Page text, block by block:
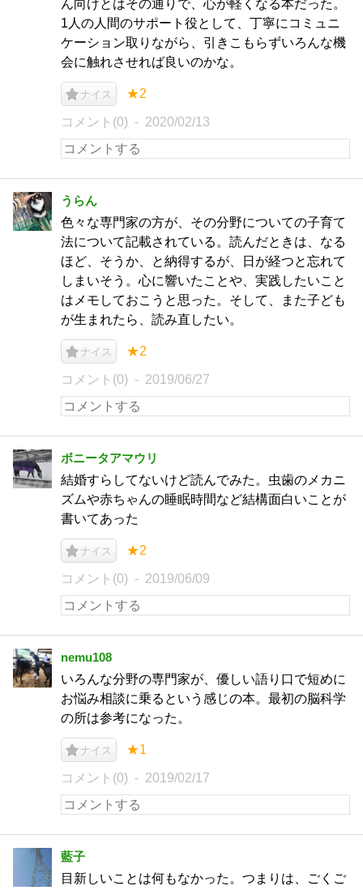
ん向けとはその通りで、心が軽くなる本だった。
1人の人間のサポート役として、丁寧にコミュニ
ケーション取りながら、引きこもらずいろんな機
会に触れさせれば良いのかな。
ナイス ★2
コメント(0) 2020/02/13
うらん
色々な専門家の方が、その分野についての子育て
法について記載されている。読んだときは、なる
ほど、そうか、と納得するが、日が経つと忘れて
しまいそう。心に響いたことや、実践したいこと
はメモしておこうと思った。そして、また子ども
が生まれたら、読み直したい。
ナイス ★2
コメント(0) 2019/06/27
ボニータアマウリ
結婚すらしてないけど読んでみた。虫歯のメカニ
ズムや赤ちゃんの睡眠時間など結構面白いことが
書いてあった
ナイス ★2
コメント(0) 2019/06/09
nemu108
いろんな分野の専門家が、優しい語り口で短めに
お悩み相談に乗るという感じの本。最初の脳科学
の所は参考になった。
ナイス ★1
コメント(0) 2019/02/17
藍子
目新しいことは何もなかった。つまりは、ごくご